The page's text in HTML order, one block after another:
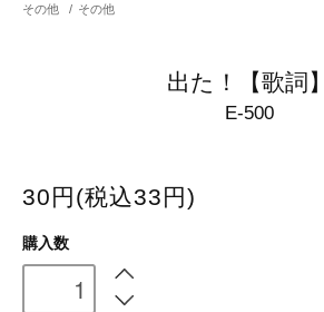
その他 / その他
出た！【歌詞】
E-500
30円(税込33円)
購入数